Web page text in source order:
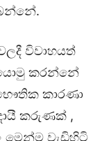
විවාහයත්
කරන්නේ
කාරණා
කරුණක් ,
මෙන්ම වැඩිහිටි